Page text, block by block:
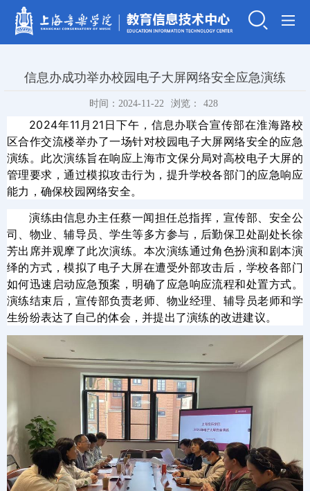
信息办成功举办校园电子大屏网络安全应急演练
时间：2024-11-22 浏览： 428
2024年11月21日下午，信息办联合宣传部在淮海路校
区合作交流楼举办了一场针对校园电子大屏网络安全的应急
演练。此次演练旨在响应上海市文保分局对高校电子大屏的
管理要求，通过模拟攻击行为，提升学校各部门的应急响应
能力，确保校园网络安全。
演练由信息办主任蔡一闻担任总指挥，宣传部、安全公
司、物业、辅导员、学生等多方参与，后勤保卫处副处长徐
芳出席并观摩了此次演练。本次演练通过角色扮演和剧本演
绎的方式，模拟了电子大屏在遭受外部攻击后，学校各部门
如何迅速启动应急预案，明确了应急响应流程和处置方式。
演练结束后，宣传部负责老师、物业经理、辅导员老师和学
生纷纷表达了自己的体会，并提出了演练的改进建议。